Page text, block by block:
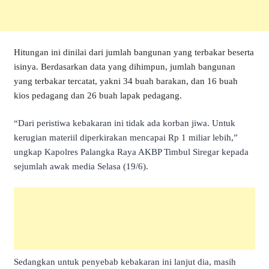
Hitungan ini dinilai dari jumlah bangunan yang terbakar beserta
isinya. Berdasarkan data yang dihimpun, jumlah bangunan
yang terbakar tercatat, yakni 34 buah barakan, dan 16 buah
kios pedagang dan 26 buah lapak pedagang.
“Dari peristiwa kebakaran ini tidak ada korban jiwa. Untuk
kerugian materiil diperkirakan mencapai Rp 1 miliar lebih,”
ungkap Kapolres Palangka Raya AKBP Timbul Siregar kepada
sejumlah awak media Selasa (19/6).
Sedangkan untuk penyebab kebakaran ini lanjut dia, masih